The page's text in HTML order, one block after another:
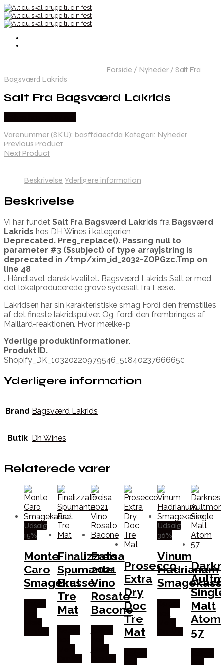
Forside / Nyheder / Salt Fra
Bagsværd Lakrids
Salt Fra Bagsværd Lakrids
Varenummer (SKU): ba2ffdaedfda Kategori: Nyheder
Previous Product
Next Product
Beskrivelse Yderligere information
Beskrivelse
Vi har fundet Salt Fra Bagsværd Lakrids fra Bagsværd
Lakrids hos DH Wines i kategorien
Deprecated. Preg_replace(). Passing null to
parameter #3 ($subject) of type array|string is
deprecated in /tmp/xim_id_2032-ZOPGzc.Tmp on
line 48
. Håndlavet dansk kvalitet. Bagsværd Lakrids Salt er med
det lokalproducerede grove sydesalt fra Læsø.
Lakridsen har sin karakteristiske smag Fordi den fremstilles
af det fineste lakridspulver. Og, fordi den frembringes af
Maillard-reaktionen. Hvor mælke-p
Yderlige produktinformationer.
Produkt ID.
Shopify_DK_10320220979546_51840237666650
Yderligere information
Brand Bagsværd Lakrids
Butik Dh Wines
Relaterede varer
Udsalg
15%
Monte
Caro
Smagekasse
Finalizzato
Spumante
Brut
Tre
Mat
Freisa
2021
Vino
Rosato
Bacone
Prosecco
Extra
Dry
Doc
Tre
Mat
Udsalg
36%
Vinum
Hadrianum
Malt
Atom
57